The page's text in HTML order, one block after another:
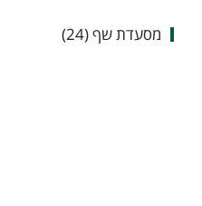
מסעדת שף (24)